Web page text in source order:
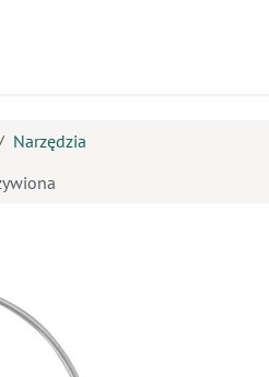
Narzędzia